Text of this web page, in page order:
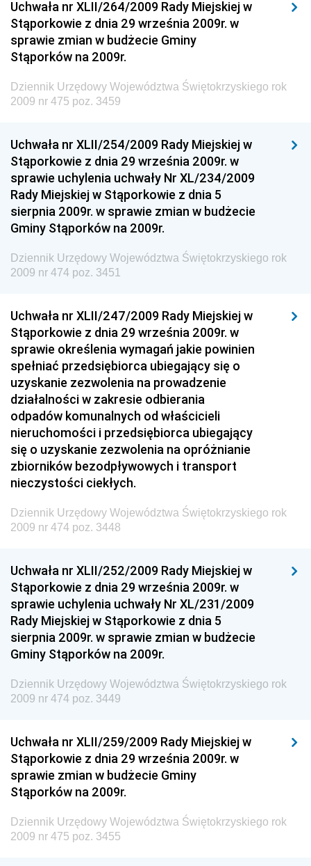
Chemicznego i Lekkiego
Dziennik Urzędowy Ministerstwa Rolnictwa i
Gospodarki Żywnościowej
Dziennik Urzędowy Ministra Rodziny, Pracy i Polityki
Społecznej
Dziennik Urzędowy Ministra Rozwoju
Dziennik Urzędowy Ministra Infrastruktury i
Budownictwa
Dziennik Urzędowy Ministra Gospodarki Morskiej i
Żeglugi Śródlądowej
Dziennik Urzędowy Ministra Energii
Dziennik Urzędowy Ministra Finansów
Dziennik Urzędowy Ministra Rozwoju i Finansów
Dziennik Urzędowy Wyższego Urzędu Górniczego
Dziennik Urzędowy Prezesa Urzędu Transportu
Kolejowego
Dziennik Urzędowy Ministra Przedsiębiorczości i
Technologii
Dziennik Urzędowy Ministra Inwestycji i Rozwoju
Dziennik Urzędowy Naczelnego Dyrektora Archiwów
Państwowych
Dziennik Urzędowy Ministra Finansów, Inwestycji i
Rozwoju
Dziennik Urzędowy Ministra Sportu
Dziennik Urzędowy Ministra Funduszy i Polityki
Regionalnej
Dziennik Urzędowy Ministra Aktywów Państwowych
Dziennik Urzędowy Ministra Zdrowia
Dziennik Urzędowy Ministra Środowiska i Głównego
Inspektora Ochrony Środowiska
Dziennik Urzędowy Ministerstwa Kultury, Dziedzictwa
Narodowego i Sportu
Dziennik Urzędowy Ministra Finansów, Funduszy i
Dziennik Urzędowy Ministra Rozwoju, Pracy i
Uchwała nr XLII/264/2009 Rady Miejskiej w
Stąporkowie z dnia 29 września 2009r. w
sprawie zmian w budżecie Gminy
Stąporków na 2009r.
Dziennik Urzędowy Województwa Świętokrzyskiego rok
2009 nr 475 poz. 3459
Uchwała nr XLII/254/2009 Rady Miejskiej w
Stąporkowie z dnia 29 września 2009r. w
sprawie uchylenia uchwały Nr XL/234/2009
Rady Miejskiej w Stąporkowie z dnia 5
sierpnia 2009r. w sprawie zmian w budżecie
Gminy Stąporków na 2009r.
Dziennik Urzędowy Województwa Świętokrzyskiego rok
2009 nr 474 poz. 3451
Uchwała nr XLII/247/2009 Rady Miejskiej w
Stąporkowie z dnia 29 września 2009r. w
sprawie określenia wymagań jakie powinien
spełniać przedsiębiorca ubiegający się o
uzyskanie zezwolenia na prowadzenie
działalności w zakresie odbierania
odpadów komunalnych od właścicieli
nieruchomości i przedsiębiorca ubiegający
się o uzyskanie zezwolenia na opróżnianie
zbiorników bezodpływowych i transport
nieczystości ciekłych.
Dziennik Urzędowy Województwa Świętokrzyskiego rok
2009 nr 474 poz. 3448
Uchwała nr XLII/252/2009 Rady Miejskiej w
Stąporkowie z dnia 29 września 2009r. w
sprawie uchylenia uchwały Nr XL/231/2009
Rady Miejskiej w Stąporkowie z dnia 5
sierpnia 2009r. w sprawie zmian w budżecie
Gminy Stąporków na 2009r.
Dziennik Urzędowy Województwa Świętokrzyskiego rok
2009 nr 474 poz. 3449
Uchwała nr XLII/259/2009 Rady Miejskiej w
Stąporkowie z dnia 29 września 2009r. w
sprawie zmian w budżecie Gminy
Stąporków na 2009r.
Dziennik Urzędowy Województwa Świętokrzyskiego rok
2009 nr 475 poz. 3455